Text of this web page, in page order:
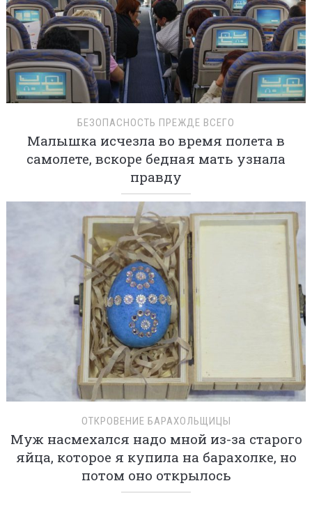
БЕЗОПАСНОСТЬ ПРЕЖДЕ ВСЕГО
Малышка исчезла во время полета в
самолете, вскоре бедная мать узнала
правду
ОТКРОВЕНИЕ БАРАХОЛЬЩИЦЫ
Муж насмехался надо мной из-за старого
яйца, которое я купила на барахолке, но
потом оно открылось